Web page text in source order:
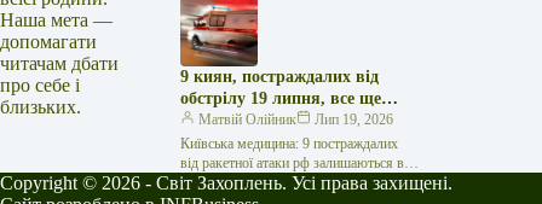
Наша мета —
допомагати
читачам дбати
про себе і
близьких.
перебої у…
9 киян, постраждалих від
обстрілу 19 липня, все ще
лікуються у столичних
медзакладах – Кличко
Матвій Олійник
Лип 19, 2026
Київська медицина: 9 постраждалих
від ракетної атаки рф залишаються в
лікарнях Станом на зараз, 9 із 15
Copyright © 2026 - Світ Захоплень. Усі права захищені.